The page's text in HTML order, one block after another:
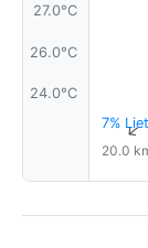
27.0°C
26.0°C
24.0°C
7% ↑
20.0